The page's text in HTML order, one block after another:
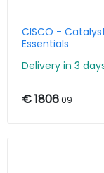
CISCO -
Essentials
Delivery in 3
€ 1806.09